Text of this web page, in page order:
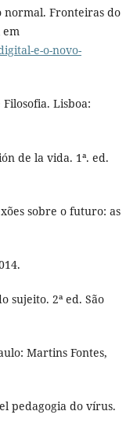
normal. Fronteiras do
em
e-o-novo-
Filosofia. Lisboa:
de la vida. 1ª. ed.
sobre o futuro: as
sujeito. 2ª ed. São
Martins Fontes,
pedagogia do vírus.